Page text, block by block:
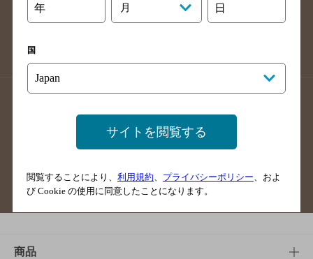
大分県のバー検索
熊本県のバー検索
掲載店舗様ログイン
サイトマップ ご意見・ご感想
商品
年 月 日
国
サイトを閲覧する
閲覧することにより、 利用規約 プライバシーポリシー 、およ
び Cookie の使用に同意したことになります。